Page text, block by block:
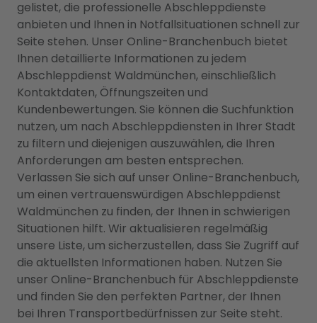
gelistet, die professionelle Abschleppdienste
anbieten und Ihnen in Notfallsituationen schnell zur
Seite stehen. Unser Online-Branchenbuch bietet
Ihnen detaillierte Informationen zu jedem
Abschleppdienst Waldmünchen, einschließlich
Kontaktdaten, Öffnungszeiten und
Kundenbewertungen. Sie können die Suchfunktion
nutzen, um nach Abschleppdiensten in Ihrer Stadt
zu filtern und diejenigen auszuwählen, die Ihren
Anforderungen am besten entsprechen.
Verlassen Sie sich auf unser Online-Branchenbuch,
um einen vertrauenswürdigen Abschleppdienst
Waldmünchen zu finden, der Ihnen in schwierigen
Situationen hilft. Wir aktualisieren regelmäßig
unsere Liste, um sicherzustellen, dass Sie Zugriff auf
die aktuellsten Informationen haben. Nutzen Sie
unser Online-Branchenbuch für Abschleppdienste
und finden Sie den perfekten Partner, der Ihnen
bei Ihren Transportbedürfnissen zur Seite steht.